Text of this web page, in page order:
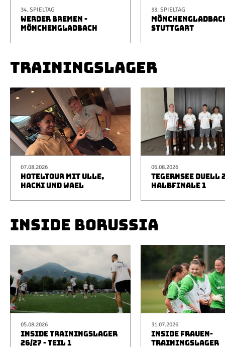
34. SPIELTAG
WERDER BREMEN -
MÖNCHENGLADBACH
33. SPIELTAG
STUTTGART
TRAININGSLAGER
07.08.2026
HOTELTOUR MIT ULLE,
HACKI UND WAEL
06.08.2026
TEGERNSEE DUELL
HALBFINALE 1
INSIDE BORUSSIA
05.08.2026
INSIDE TRAININGSLAGER
26/27 - TEIL 1
31.07.2026
INSIDE FRAUEN-
TRAININGSLAGER